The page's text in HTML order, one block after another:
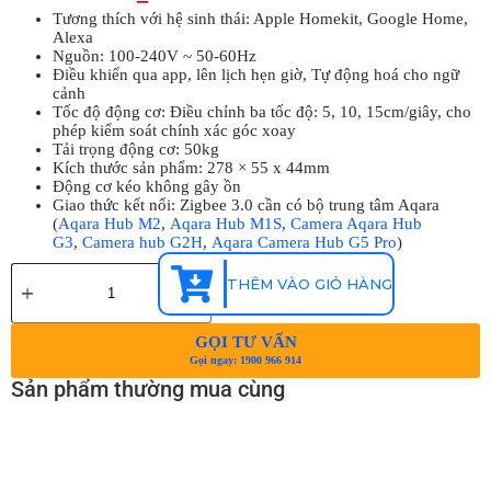
Tương thích với hệ sinh thái: Apple Homekit, Google Home,
Alexa
Nguồn: 100-240V ~ 50-60Hz
Điều khiển qua app, lên lịch hẹn giờ, Tự động hoá cho ngữ
cảnh
Tốc độ động cơ: Điều chỉnh ba tốc độ: 5, 10, 15cm/giây, cho
phép kiểm soát chính xác góc xoay
Tải trọng động cơ: 50kg
Kích thước sản phẩm: 278 × 55 x 44mm
Động cơ kéo không gây ồn
Giao thức kết nối: Zigbee 3.0 cần có bộ trung tâm Aqara
(Aqara Hub M2, Aqara Hub M1S, Camera Aqara Hub
G3, Camera hub G2H, Aqara Camera Hub G5 Pro)
THÊM VÀO GIỎ HÀNG
GỌI TƯ VẤN
Gọi ngay: 1900 966 914
Sản phẩm thường mua cùng